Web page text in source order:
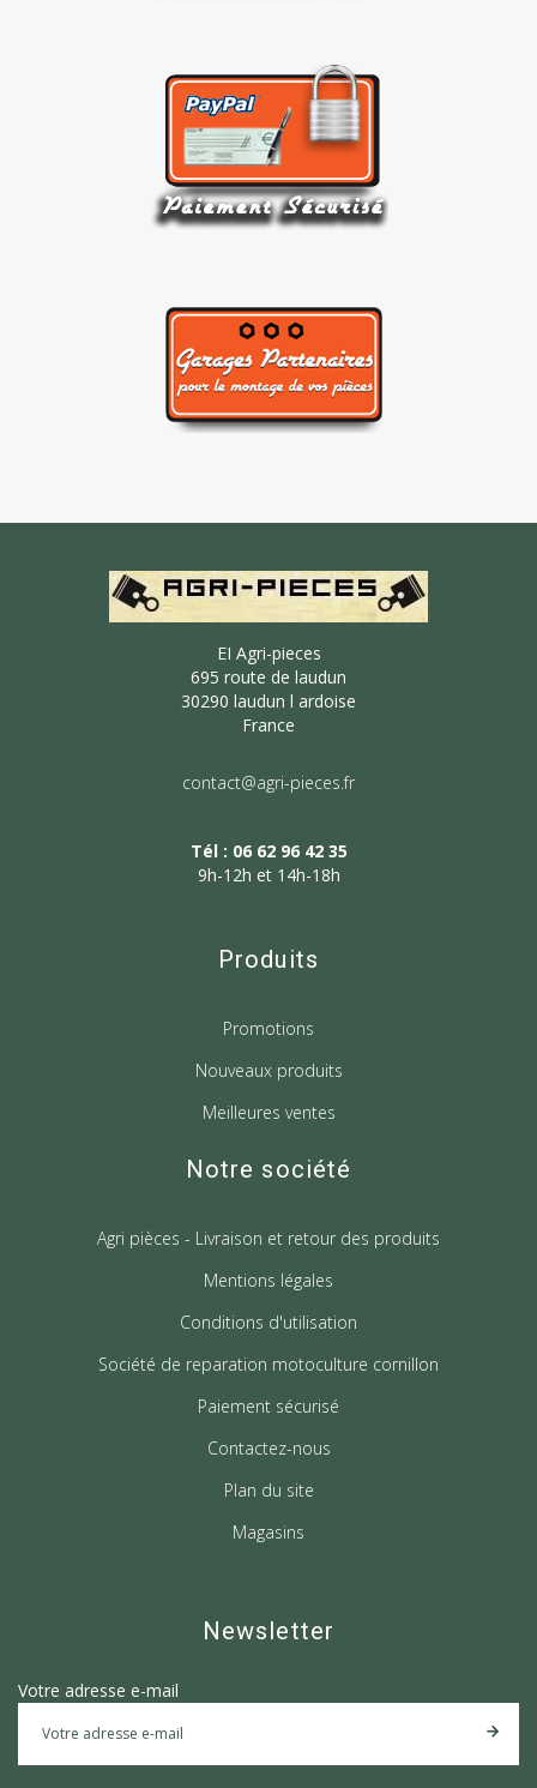
EI Agri-pieces
695 route de laudun
30290 laudun l ardoise
France
contact@agri-pieces.fr
Tél : 06 62 96 42 35
9h-12h et 14h-18h
Produits
Promotions
Nouveaux produits
Meilleures ventes
Notre société
Agri pièces - Livraison et retour des produits
Mentions légales
Conditions d'utilisation
Société de reparation motoculture cornillon
Paiement sécurisé
Contactez-nous
Plan du site
Magasins
Newsletter
Votre adresse e-mail